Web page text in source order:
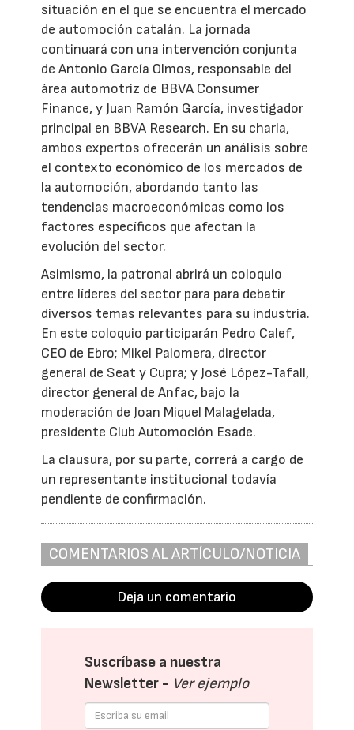
situación en el que se encuentra el mercado
de automoción catalán. La jornada
continuará con una intervención conjunta
de Antonio García Olmos, responsable del
área automotriz de BBVA Consumer
Finance, y Juan Ramón García, investigador
principal en BBVA Research. En su charla,
ambos expertos ofrecerán un análisis sobre
el contexto económico de los mercados de
la automoción, abordando tanto las
tendencias macroeconómicas como los
factores específicos que afectan la
evolución del sector.
Asimismo, la patronal abrirá un coloquio
entre líderes del sector para para debatir
diversos temas relevantes para su industria.
En este coloquio participarán Pedro Calef,
CEO de Ebro; Mikel Palomera, director
general de Seat y Cupra; y José López-Tafall,
director general de Anfac, bajo la
moderación de Joan Miquel Malagelada,
presidente Club Automoción Esade.
La clausura, por su parte, correrá a cargo de
un representante institucional todavía
pendiente de confirmación.
COMENTARIOS AL ARTÍCULO/NOTICIA
Deja un comentario
Suscríbase a nuestra
Newsletter - Ver ejemplo